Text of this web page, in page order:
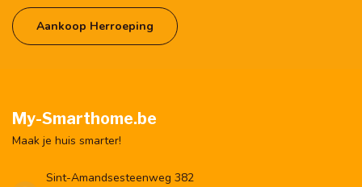
Aankoop Herroeping
My-Smarthome.be
Maak je huis smarter!
Sint-Amandsesteenweg 382